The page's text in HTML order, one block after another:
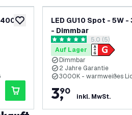
zur Wunschliste hinzufügen
4000K
öffnen
LED GU10 Spot - 5W
- Dimmbar
5 Bewertungssterne
5.0 (5)
Auf Lager
Dimmbar
2 Jahre Garantie
3000K - warmweißes
3,
90
inkl. MwSt.